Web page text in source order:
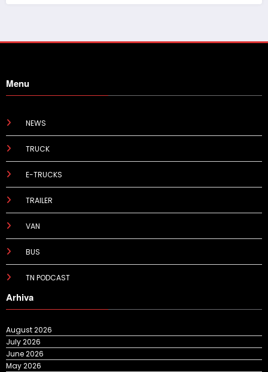
Menu
NEWS
TRUCK
E-TRUCKS
TRAILER
VAN
BUS
TN PODCAST
Arhiva
August 2026
July 2026
June 2026
May 2026